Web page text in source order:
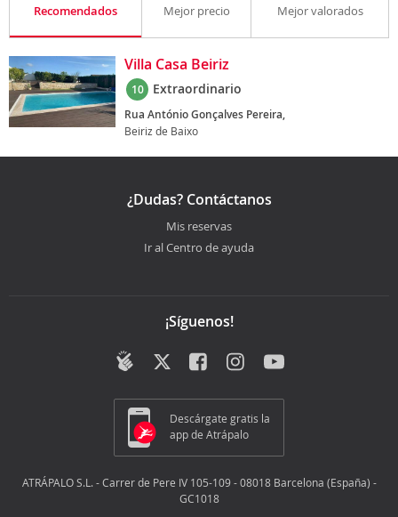
Recomendados Mejor precio Mejor valorados
Villa Casa Beiriz
10 Extraordinario
Rua António Gonçalves Pereira,
Beiriz de Baixo
¿Dudas? Contáctanos
Mis reservas
Ir al Centro de ayuda
¡Síguenos!
Descárgate gratis la
app de Atrápalo
ATRÁPALO S.L. - Carrer de Pere IV 105-109 - 08018 Barcelona (España) -
GC1018